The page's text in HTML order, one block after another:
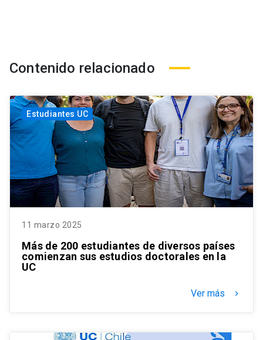
Contenido relacionado
Estudiantes UC
11 marzo 2025
Más de 200 estudiantes de diversos países
comienzan sus estudios doctorales en la
UC
Ver más keyboard_arrow_right